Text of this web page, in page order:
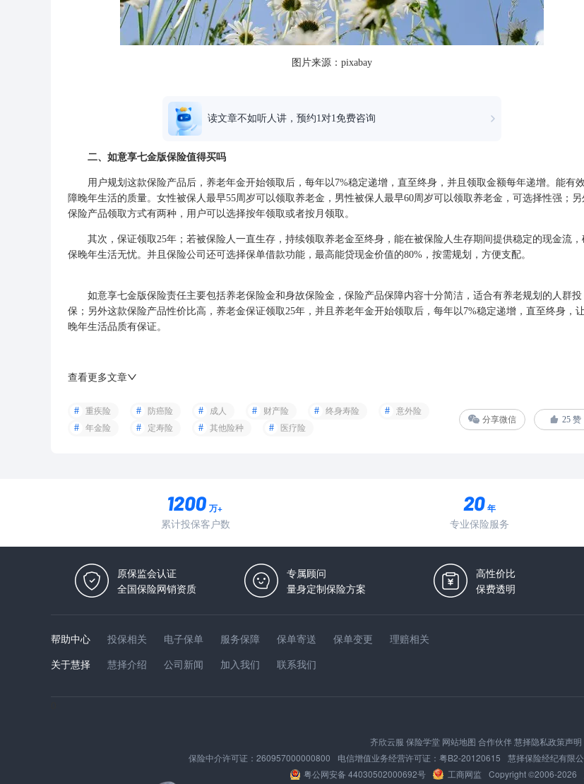
图片来源：pixabay
读文章不如听人讲，预约1对1免费咨询
二、如意享七金版保险值得买吗
用户规划这款保险产品后，养老年金开始领取后，每年以7%稳定递增，直至终身，并且领取金额每年递增。能有
障晚年生活的质量。女性被保人最早55周岁可以领取养老金，男性被保人最早60周岁可以领取养老金，可选择性强；另
保险产品领取方式有两种，用户可以选择按年领取或者按月领取。
其次，保证领取25年；若被保险人一直生存，持续领取养老金至终身，能在被保险人生存期间提供稳定的现金流，
保晚年生活无忧。并且保险公司还可选择保单借款功能，最高能贷现金价值的80%，按需规划，方便支配。
如意享七金版保险责任主要包括养老保险金和身故保险金，保险产品保障内容十分简洁，适合有养老规划的人群投
保；另外这款保险产品性价比高，养老金保证领取25年，并且养老年金开始领取后，每年以7%稳定递增，直至终身，
晚年生活品质有保证。
查看更多文章
重疾险 防癌险 成人 财产险 终身寿险
意外险
年金险
定寿险 其他险种 医疗险
分享微信 25赞
万+
累计投保客户数
年
专业保险服务
原保监会认证
全国保险网销资质
专属顾问
量身定制保险方案
高性价比
保费透明
帮助中心 投保相关 电子保单 服务保障 保单寄送 保单变更
理赔相关
关于慧择
慧择介绍 公司新闻 加入我们 联系我们
齐欣云服 保险学堂 网站地图 合作伙伴 慧择隐私政策声明
保险中介许可证： 260957000000800 电信增值业务经营许可证： 粤B2-20120615 慧择保险经纪有限公
粤公网安备 44030502000692号
工商网监 Copyright ©2006-2026